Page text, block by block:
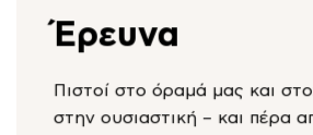
Έρευνα
Πιστοί στο όραμά μας και
στην ουσιαστική – και πέρα